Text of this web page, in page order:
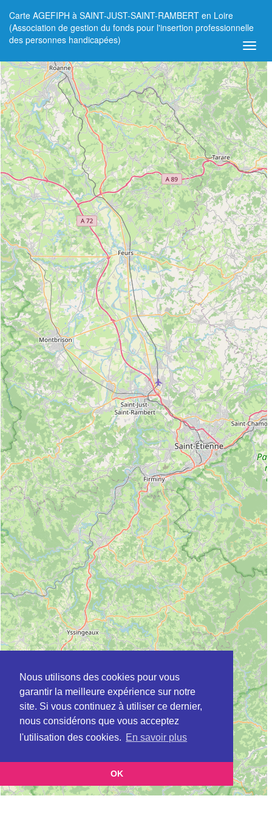
Nous utilisons des cookies pour vous
garantir la meilleure expérience sur notre
site. Si vous continuez à utiliser ce dernier,
nous considérons que vous acceptez
l'utilisation des cookies. En savoir plus
OK
Carte AGEFIPH à SAINT-JUST-SAINT-RAMBERT en Loire
(Association de gestion du fonds pour l'insertion professionnelle
des personnes handicapées)
+
−